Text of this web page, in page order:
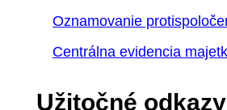
Oznamovanie
Centrálna evidencia
Užitočné odkazy